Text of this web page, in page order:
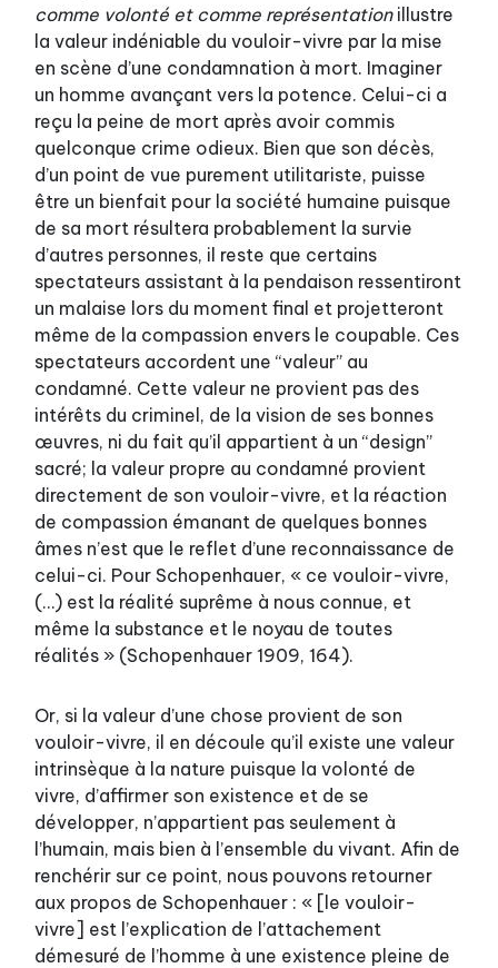
comme volonté et comme représentationillustre
la valeur indéniable du vouloir-vivre par la mise
en scène d’une condamnation à mort. Imaginer
un homme avançant vers la potence. Celui-ci a
reçu la peine de mort après avoir commis
quelconque crime odieux. Bien que son décès,
d’un point de vue purement utilitariste, puisse
être un bienfait pour la société humaine puisque
de sa mort résultera probablement la survie
d’autres personnes, il reste que certains
spectateurs assistant à la pendaison ressentiront
un malaise lors du moment final et projetteront
même de la compassion envers le coupable. Ces
spectateurs accordent une “valeur” au
condamné. Cette valeur ne provient pas des
intérêts du criminel, de la vision de ses bonnes
œuvres, ni du fait qu’il appartient à un “design”
sacré; la valeur propre au condamné provient
directement de son vouloir-vivre, et la réaction
de compassion émanant de quelques bonnes
âmes n’est que le reflet d’une reconnaissance de
celui-ci. Pour Schopenhauer, « ce vouloir-vivre,
(…) est la réalité suprême à nous connue, et
même la substance et le noyau de toutes
réalités » (Schopenhauer 1909, 164).
Or, si la valeur d’une chose provient de son
vouloir-vivre, il en découle qu’il existe une valeur
intrinsèque à la nature puisque la volonté de
vivre, d’affirmer son existence et de se
développer, n’appartient pas seulement à
l’humain, mais bien à l’ensemble du vivant. Afin de
renchérir sur ce point, nous pouvons retourner
aux propos de Schopenhauer : « [le vouloir-
vivre] est l’explication de l’attachement
démesuré de l’homme à une existence pleine de